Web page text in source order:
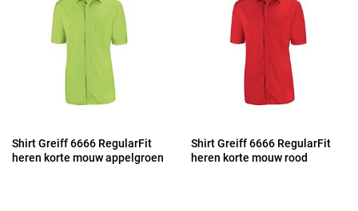
Shirt Greiff 6666 RegularFit
heren korte mouw appelgroen
Shirt Greiff 6666 RegularFit
heren korte mouw rood